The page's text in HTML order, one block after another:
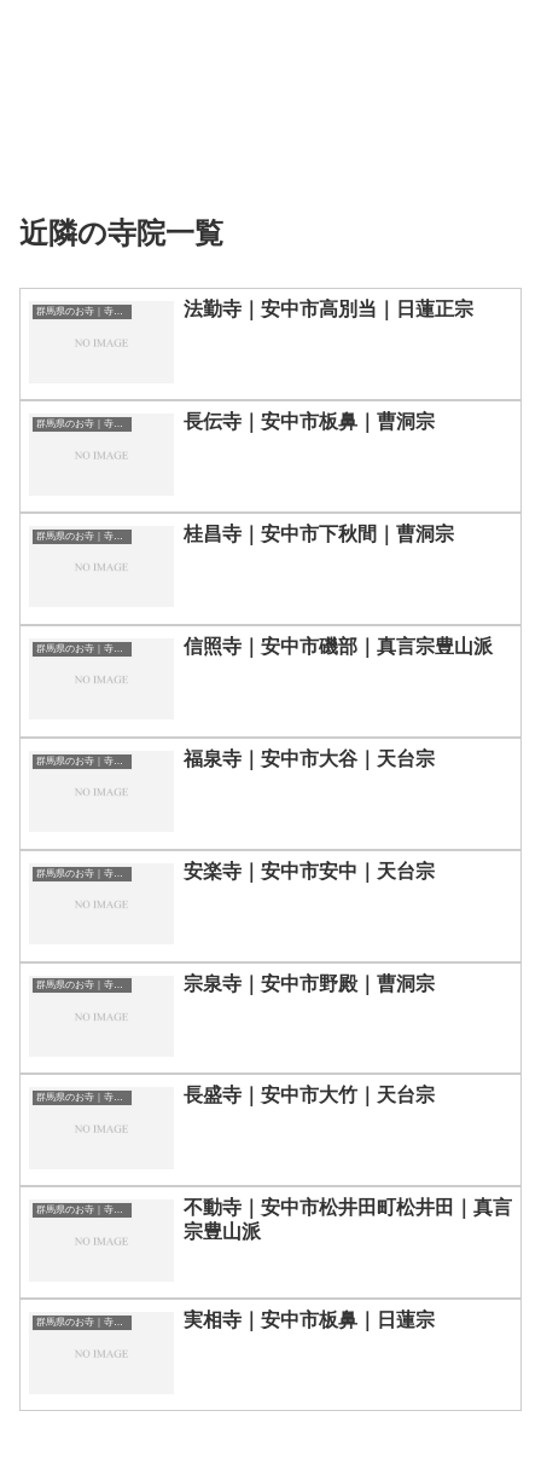
近隣の寺院一覧
群馬県のお寺｜寺院一覧 法勤寺｜安中市高別当｜日蓮正宗
群馬県のお寺｜寺院一覧 長伝寺｜安中市板鼻｜曹洞宗
群馬県のお寺｜寺院一覧 桂昌寺｜安中市下秋間｜曹洞宗
群馬県のお寺｜寺院一覧 信照寺｜安中市磯部｜真言宗豊山派
群馬県のお寺｜寺院一覧 福泉寺｜安中市大谷｜天台宗
群馬県のお寺｜寺院一覧 安楽寺｜安中市安中｜天台宗
群馬県のお寺｜寺院一覧 宗泉寺｜安中市野殿｜曹洞宗
群馬県のお寺｜寺院一覧 長盛寺｜安中市大竹｜天台宗
群馬県のお寺｜寺院一覧
不動寺｜安中市松井田町松井田｜真言
宗豊山派
群馬県のお寺｜寺院一覧 実相寺｜安中市板鼻｜日蓮宗